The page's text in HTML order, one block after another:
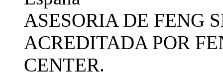
ASESORIA DE FENG
ACREDITADA POR
CENTER.